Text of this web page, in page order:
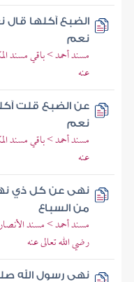
الضبع آكلها
نعم
مسند أحمد > باقي مسند
عنه
عن الضبع قلت
نعم
مسند أحمد > باقي مسند
عنه
نهى عن كل ذي
من السباع
مسند أحمد > مسند
رضي الله تعالى عنه
نهى رسول الله